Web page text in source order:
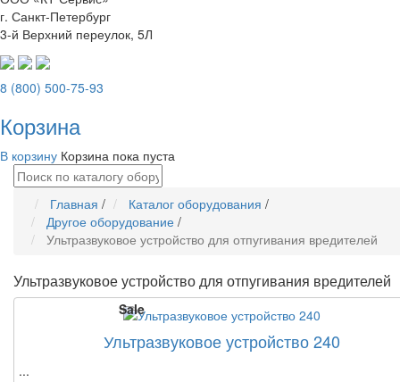
г. Санкт-Петербург
3-й Верхний переулок, 5Л
8 (800) 500-75-93
Корзина
В корзину Корзина пока пуста
Главная / Каталог оборудования /
Другое оборудование /
Ультразвуковое устройство для отпугивания вредителей
Ультразвуковое устройство для отпугивания вредителей
Sale
Ультразвуковое устройство 240
...